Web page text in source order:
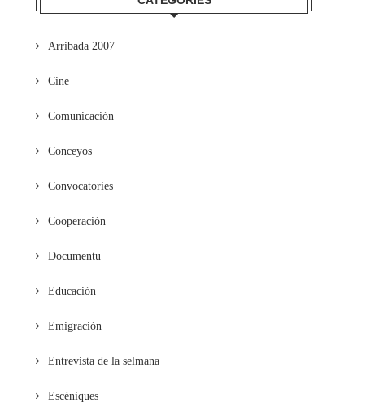
El Festival Boombastic 2026
revalidaotru bon añu con...
desixen a Adif...
Arribada 2007
Cine
Comunicación
Conceyos
Convocatories
Cooperación
Documentu
Educación
Emigración
Entrevista de la selmana
Escéniques